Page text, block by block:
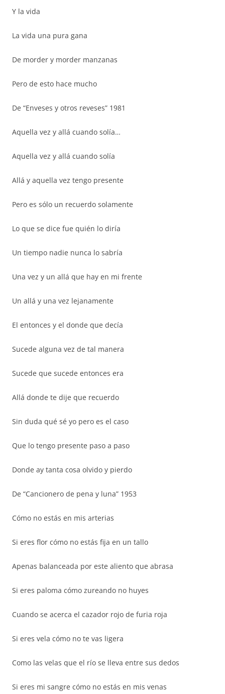
Y la vida
La vida una pura gana
De morder y morder manzanas
Pero de esto hace mucho
De “Enveses y otros reveses” 1981
Aquella vez y allá cuando solía…
Aquella vez y allá cuando solía
Allá y aquella vez tengo presente
Pero es sólo un recuerdo solamente
Lo que se dice fue quién lo diría
Un tiempo nadie nunca lo sabría
Una vez y un allá que hay en mi frente
Un allá y una vez lejanamente
El entonces y el donde que decía
Sucede alguna vez de tal manera
Sucede que sucede entonces era
Allá donde te dije que recuerdo
Sin duda qué sé yo pero es el caso
Que lo tengo presente paso a paso
Donde ay tanta cosa olvido y pierdo
De “Cancionero de pena y luna” 1953
Cómo no estás en mis arterias
Si eres flor cómo no estás fija en un tallo
Apenas balanceada por este aliento que abrasa
Si eres paloma cómo zureando no huyes
Cuando se acerca el cazador rojo de furia roja
Si eres vela cómo no te vas ligera
Como las velas que el río se lleva entre sus dedos
Si eres mi sangre cómo no estás en mis venas